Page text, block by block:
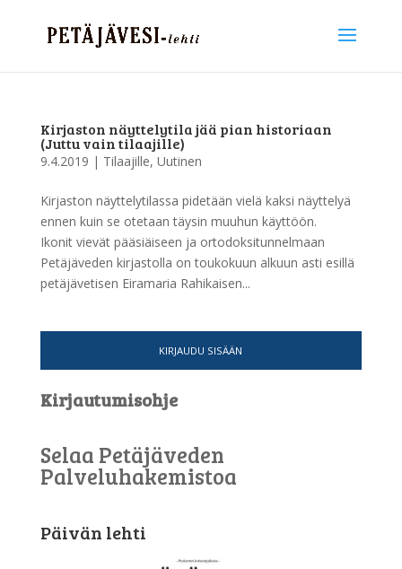
Kirjaston näyttelytila jää pian historiaan
(Juttu vain tilaajille)
9.4.2019 | Tilaajille, Uutinen
Kirjaston näyttelytilassa pidetään vielä kaksi näyttelyä
ennen kuin se otetaan täysin muuhun käyttöön.
Ikonit vievät pääsiäiseen ja ortodoksitunnelmaan
Petäjäveden kirjastolla on toukokuun alkuun asti esillä
petäjävetisen Eiramaria Rahikaisen...
KIRJAUDU SISÄÄN
Kirjautumisohje
Selaa Petäjäveden
Palveluhakemistoa
Päivän lehti